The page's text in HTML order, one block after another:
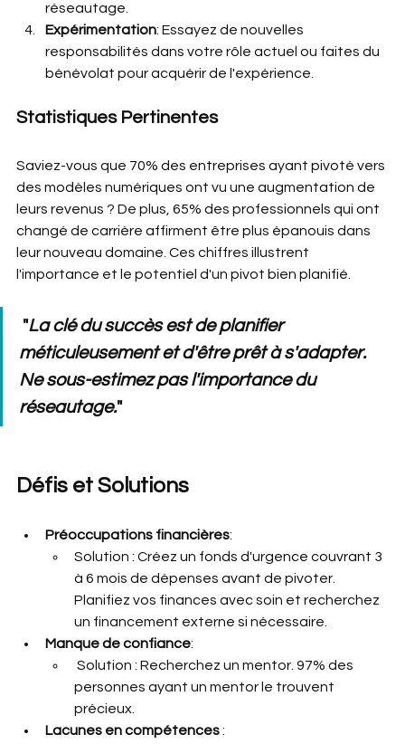
réseautage.
Expérimentation: Essayez de nouvelles
responsabilités dans votre rôle actuel ou faites du
bénévolat pour acquérir de l'expérience.
Statistiques Pertinentes
Saviez-vous que 70% des entreprises ayant pivoté vers
des modèles numériques ont vu une augmentation de
leurs revenus ? De plus, 65% des professionnels qui ont
changé de carrière affirment être plus épanouis dans
leur nouveau domaine. Ces chiffres illustrent
l'importance et le potentiel d'un pivot bien planifié.
"La clé du succès est de planifier
méticuleusement et d'être prêt à s'adapter.
Ne sous-estimez pas l'importance du
réseautage."
Défis et Solutions
Préoccupations financières:
Solution : Créez un fonds d'urgence couvrant 3
à 6 mois de dépenses avant de pivoter.
Planifiez vos finances avec soin et recherchez
un financement externe si nécessaire.
Manque de confiance:
personnes ayant un mentor le trouvent
précieux.
Lacunes en compétences :